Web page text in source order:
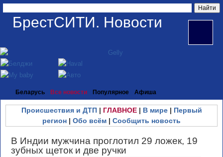
БрестСИТИ. Новости
Беларусь Все новости Популярное Афиша
Происшествия и ДТП| ГЛАВНОЕ| В мире| Первый
регион | Обо всём | Сообщить новость
В Индии мужчина проглотил 29 ложек, 19
зубных щеток и две ручки